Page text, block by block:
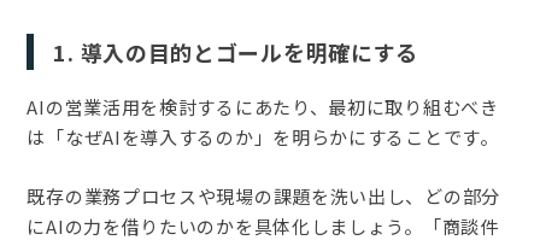
1. 導入の目的とゴールを明確にする
AIの営業活用を検討するにあたり、最初に取り組むべき
は「なぜAIを導入するのか」を明らかにすることです。
既存の業務プロセスや現場の課題を洗い出し、どの部分
にAIの力を借りたいのかを具体化しましょう。「商談件